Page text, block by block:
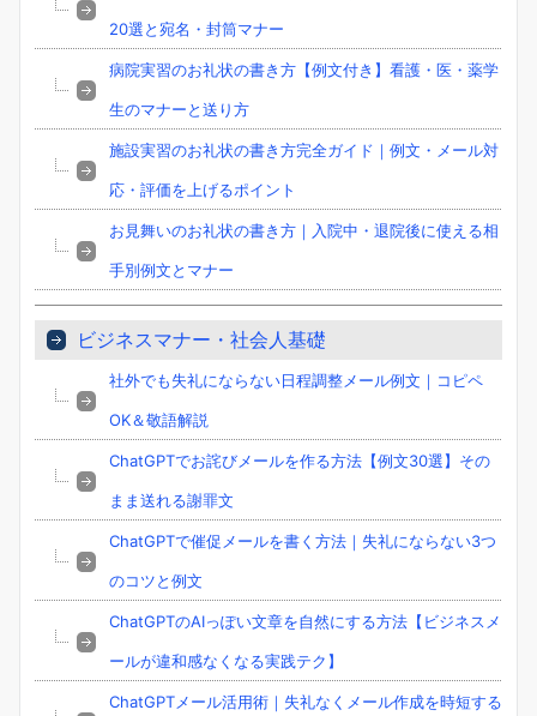
20選と宛名・封筒マナー
病院実習のお礼状の書き方【例文付き】看護・医・薬学
生のマナーと送り方
施設実習のお礼状の書き方完全ガイド｜例文・メール対
応・評価を上げるポイント
お見舞いのお礼状の書き方｜入院中・退院後に使える相
手別例文とマナー
ビジネスマナー・社会人基礎
社外でも失礼にならない日程調整メール例文｜コピペ
OK＆敬語解説
ChatGPTでお詫びメールを作る方法【例文30選】その
まま送れる謝罪文
ChatGPTで催促メールを書く方法｜失礼にならない3つ
のコツと例文
ChatGPTのAIっぽい文章を自然にする方法【ビジネスメ
ールが違和感なくなる実践テク】
ChatGPTメール活用術｜失礼なくメール作成を時短する